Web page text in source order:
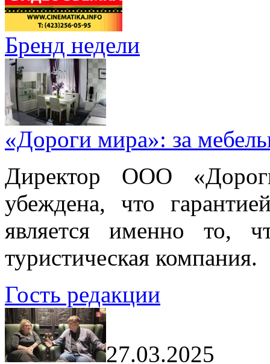
Бренд недели
«Дороги мира»: за
Директор ООО
убеждена, что
является именно то,
туристическая компания.
Гость редакции
27.03.2025